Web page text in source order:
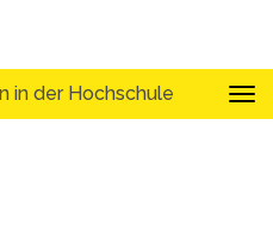
in der Hochschule